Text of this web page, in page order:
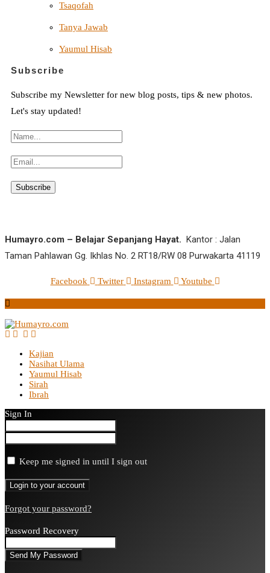
Tsaqofah
Tanya Jawab
Yaumul Hisab
Subscribe
Subscribe my Newsletter for new blog posts, tips & new photos.
Let's stay updated!
Humayro.com – Belajar Sepanjang Hayat. Kantor : Jalan
Taman Pahlawan Gg. Ikhlas No. 2 RT18/RW 08 Purwakarta 41119
Facebook Twitter Instagram Youtube
Kajian
Nasihat Ulama
Yaumul Hisab
Sirah
Ibrah
Sign In
Keep me signed in until I sign out
Forgot your password?
Password Recovery